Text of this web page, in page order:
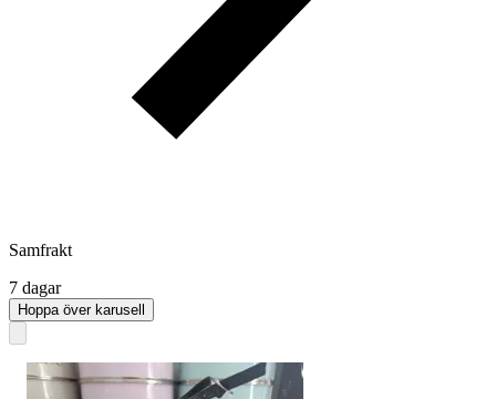
Samfrakt
7 dagar
Hoppa över karusell